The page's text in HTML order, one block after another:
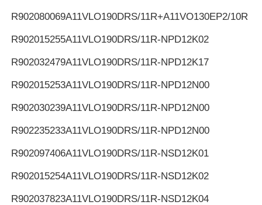
R902080069A11VLO190DRS/11R+A11VO130EP2/10R
R902015255A11VLO190DRS/11R-NPD12K02
R902032479A11VLO190DRS/11R-NPD12K17
R902015253A11VLO190DRS/11R-NPD12N00
R902030239A11VLO190DRS/11R-NPD12N00
R902235233A11VLO190DRS/11R-NPD12N00
R902097406A11VLO190DRS/11R-NSD12K01
R902015254A11VLO190DRS/11R-NSD12K02
R902037823A11VLO190DRS/11R-NSD12K04